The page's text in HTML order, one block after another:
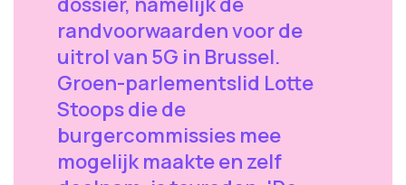
randvoorwaarden voor de
uitrol van 5G in Brussel.
Groen-parlementslid Lotte
Stoops die de
burgercommissies mee
mogelijk maakte en zelf